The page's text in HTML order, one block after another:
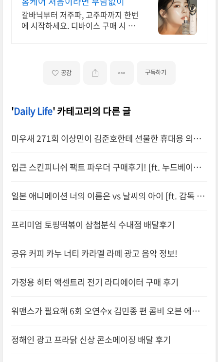
갈바닉부터 저주파, 고주파까지 한번
에 시작하세요. 디바이스 구매 시 전
공감 구독하기
'Daily Life' 카테고리의 다른 글
미우새 271회 이상민이 김준호한테 선물한 휴대용 의류
입큰 스킨피니쉬 팩트 파우더 구매후기! [ft. 누드베이지
일본 애니메이션 너의 이름은 vs 날씨의 아이 [ft. 감독 신
프리미엄 토핑떡볶이 삼첩분식 수내점 배달후기
공유 커피 카누 너티 카라멜 라떼 광고 음악 정보!
가정용 히터 액센트리 전기 라디에이터 구매 후기
워맨스가 필요해 6회 오연수x 김민종 편 콤비 오븐 에어프
정해인 광고 프라닭 신상 콘소메이징 배달 후기